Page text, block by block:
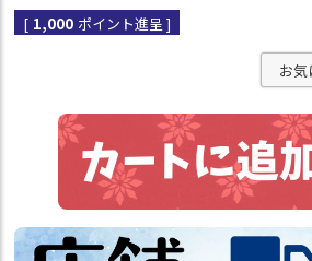
[ 1,000 ポイント進呈 ]
お気